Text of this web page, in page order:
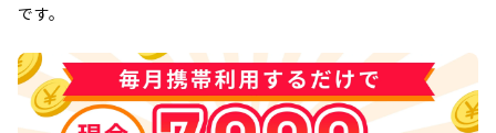
です。